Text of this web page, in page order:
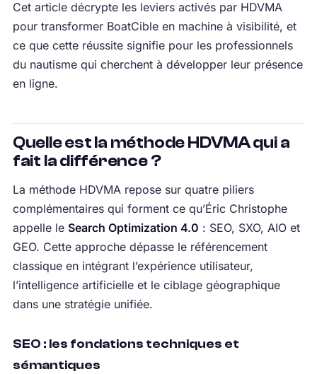
Cet article décrypte les leviers activés par HDVMA
pour transformer BoatCible en machine à visibilité, et
ce que cette réussite signifie pour les professionnels
du nautisme qui cherchent à développer leur présence
en ligne.
Quelle est la méthode HDVMA qui a
fait la différence ?
La méthode HDVMA repose sur quatre piliers
complémentaires qui forment ce qu’Éric Christophe
appelle le Search Optimization 4.0 : SEO, SXO, AIO et
GEO. Cette approche dépasse le référencement
classique en intégrant l’expérience utilisateur,
l’intelligence artificielle et le ciblage géographique
dans une stratégie unifiée.
SEO : les fondations techniques et
sémantiques